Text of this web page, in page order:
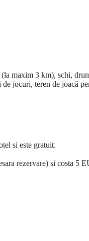
maxim 3 km), schi,
jocuri, teren de joacă
si este gratuit.
rezervare) si costa 5